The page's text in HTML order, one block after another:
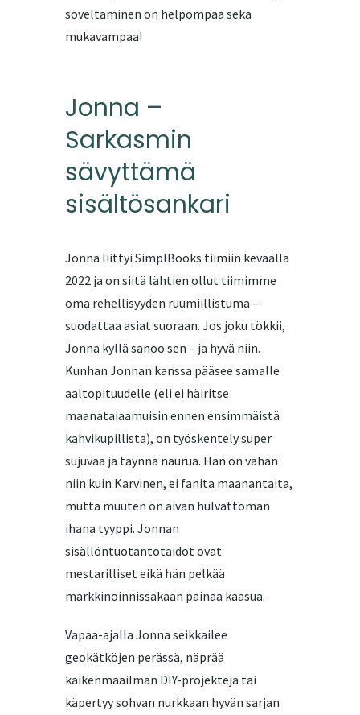
soveltaminen on helpompaa sekä
mukavampaa!
Jonna –
Sarkasmin
sävyttämä
sisältösankari
Jonna liittyi SimplBooks tiimiin keväällä
2022 ja on siitä lähtien ollut tiimimme
oma rehellisyyden ruumiillistuma –
suodattaa asiat suoraan. Jos joku tökkii,
Jonna kyllä sanoo sen – ja hyvä niin.
Kunhan Jonnan kanssa pääsee samalle
aaltopituudelle (eli ei häiritse
maanataiaamuisin ennen ensimmäistä
kahvikupillista), on työskentely super
sujuvaa ja täynnä naurua. Hän on vähän
niin kuin Karvinen, ei fanita maanantaita,
mutta muuten on aivan hulvattoman
ihana tyyppi. Jonnan
sisällöntuotantotaidot ovat
mestarilliset eikä hän pelkää
markkinoinnissakaan painaa kaasua.
Vapaa-ajalla Jonna seikkailee
geokätköjen perässä, näprää
kaikenmaailman DIY-projekteja tai
käpertyy sohvan nurkkaan hyvän sarjan